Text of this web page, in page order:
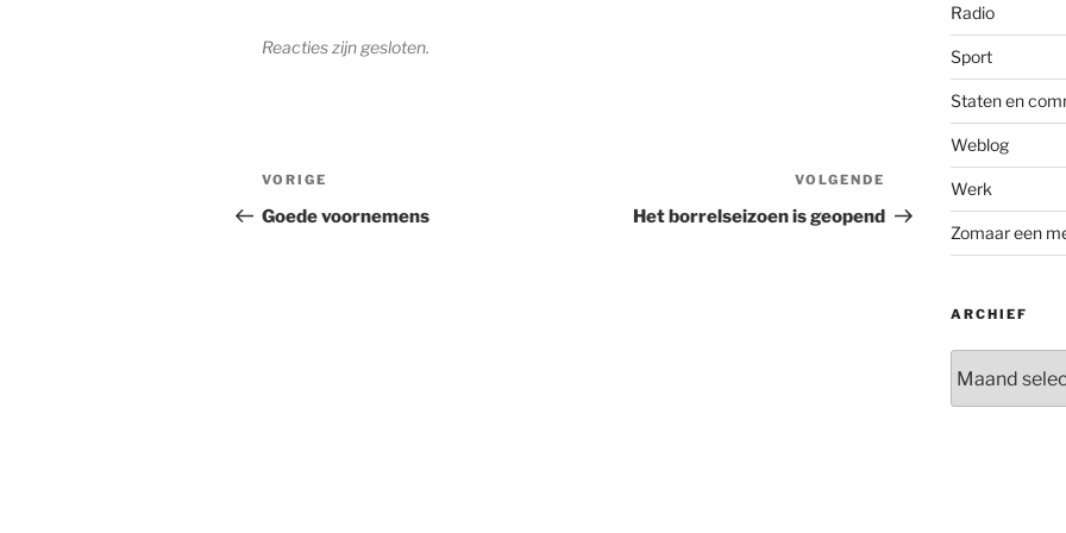
Reacties zijn gesloten.
Bericht
navigatie
Vorig
bericht
VORIGE
Goede voornemens
Volgend
bericht
VOLGENDE
Het borrelseizoen is geopend
Radio
Sport
Staten en
Weblog
Werk
Zomaar een
ARCHIEF